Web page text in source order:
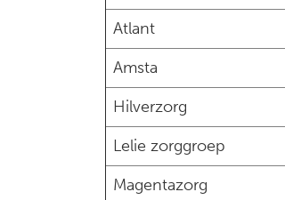
Atlant
Amsta
Hilverzorg
Lelie zorggroep
Magentazorg